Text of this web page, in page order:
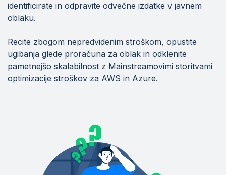
identificirate in odpravite odvečne izdatke v javnem
oblaku.
Recite zbogom nepredvidenim stroškom, opustite
ugibanja glede proračuna za oblak in odklenite
pametnejšo skalabilnost z Mainstreamovimi storitvami
optimizacije stroškov za AWS in Azure.